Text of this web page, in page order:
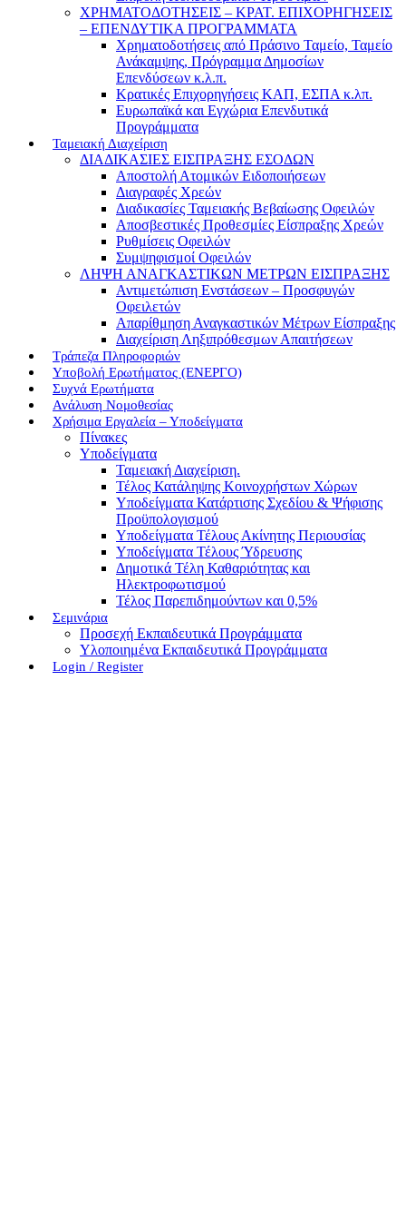
ΧΡΗΜΑΤΟΔΟΤΗΣΕΙΣ – ΚΡΑΤ. ΕΠΙΧΟΡΗΓΗΣΕΙΣ
– ΕΠΕΝΔΥΤΙΚΑ ΠΡΟΓΡΑΜΜΑΤΑ
Χρηματοδοτήσεις από Πράσινο Ταμείο, Ταμείο
Ανάκαμψης, Πρόγραμμα Δημοσίων
Επενδύσεων κ.λ.π.
Κρατικές Επιχορηγήσεις ΚΑΠ, ΕΣΠΑ κ.λπ.
Ευρωπαϊκά και Εγχώρια Επενδυτικά
Προγράμματα
Ταμειακή Διαχείριση
ΔΙΑΔΙΚΑΣΙΕΣ ΕΙΣΠΡΑΞΗΣ ΕΣΟΔΩΝ
Αποστολή Ατομικών Ειδοποιήσεων
Διαγραφές Χρεών
Διαδικασίες Ταμειακής Βεβαίωσης Οφειλών
Αποσβεστικές Προθεσμίες Είσπραξης Χρεών
Ρυθμίσεις Οφειλών
Συμψηφισμοί Οφειλών
ΛΗΨΗ ΑΝΑΓΚΑΣΤΙΚΩΝ ΜΕΤΡΩΝ ΕΙΣΠΡΑΞΗΣ
Αντιμετώπιση Ενστάσεων – Προσφυγών
Οφειλετών
Απαρίθμηση Αναγκαστικών Μέτρων Είσπραξης
Διαχείριση Ληξιπρόθεσμων Απαιτήσεων
Τράπεζα Πληροφοριών
Υποβολή Ερωτήματος (ΕΝΕΡΓΟ)
Συχνά Ερωτήματα
Ανάλυση Νομοθεσίας
Χρήσιμα Εργαλεία – Υποδείγματα
Πίνακες
Υποδείγματα
Ταμειακή Διαχείριση.
Τέλος Κατάληψης Κοινοχρήστων Χώρων
Υποδείγματα Κατάρτισης Σχεδίου & Ψήφισης
Προϋπολογισμού
Υποδείγματα Τέλους Ακίνητης Περιουσίας
Υποδείγματα Τέλους Ύδρευσης
Δημοτικά Τέλη Καθαριότητας και
Ηλεκτροφωτισμού
Τέλος Παρεπιδημούντων και 0,5%
Σεμινάρια
Προσεχή Εκπαιδευτικά Προγράμματα
Υλοποιημένα Εκπαιδευτικά Προγράμματα
Login / Register